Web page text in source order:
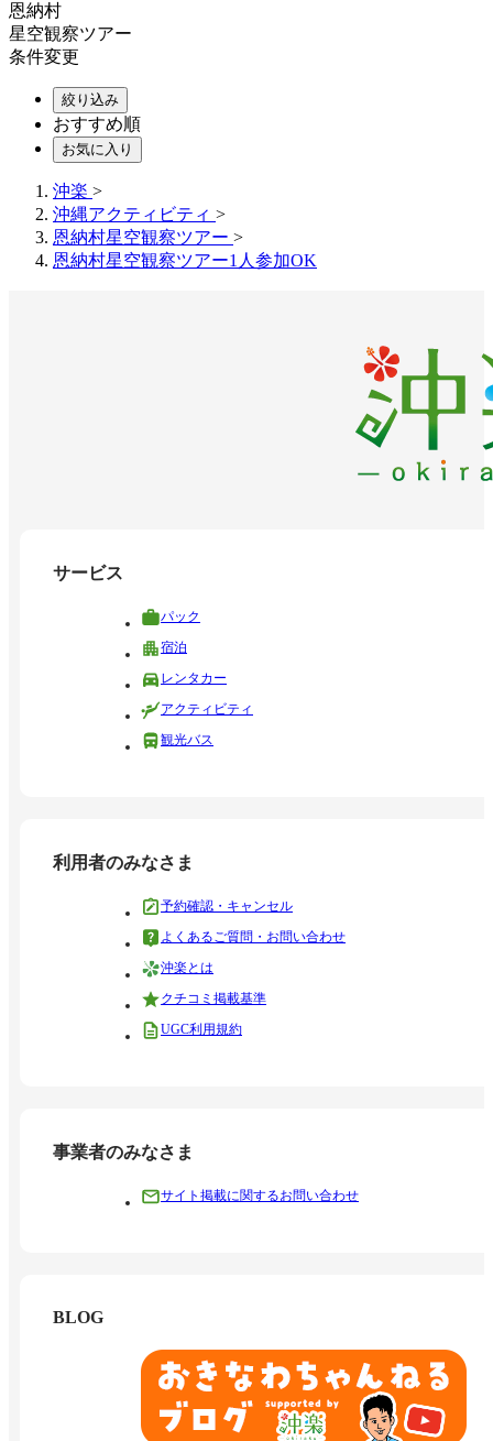
恩納村
星空観察ツアー
条件変更
絞り込み
おすすめ順
お気に入り
沖楽 >
沖縄アクティビティ >
恩納村星空観察ツアー >
恩納村星空観察ツアー1人参加OK
サービス
パック
宿泊
レンタカー
アクティビティ
観光バス
利用者のみなさま
予約確認・キャンセル
よくあるご質問・お問い合わせ
沖楽とは
クチコミ掲載基準
UGC利用規約
事業者のみなさま
サイト掲載に関するお問い合わせ
BLOG